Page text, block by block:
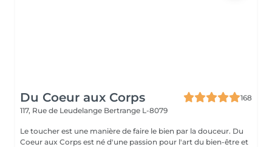
Du Coeur aux Corps
168
117, Rue de Leudelange Bertrange L-8079
Le toucher est une manière de faire le bien par la douceur. Du
Coeur aux Corps est né d'une passion pour l'art du bien-être et